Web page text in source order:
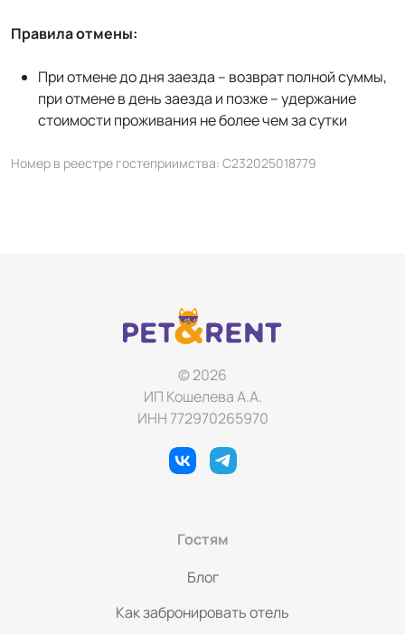
Правила отмены:
При отмене до дня заезда – возврат полной суммы,
при отмене в день заезда и позже – удержание
стоимости проживания не более чем за сутки
Номер в реестре гостеприимства: С232025018779
© 2026
ИП Кошелева А.А.
ИНН 772970265970
Гостям
Блог
Как забронировать отель